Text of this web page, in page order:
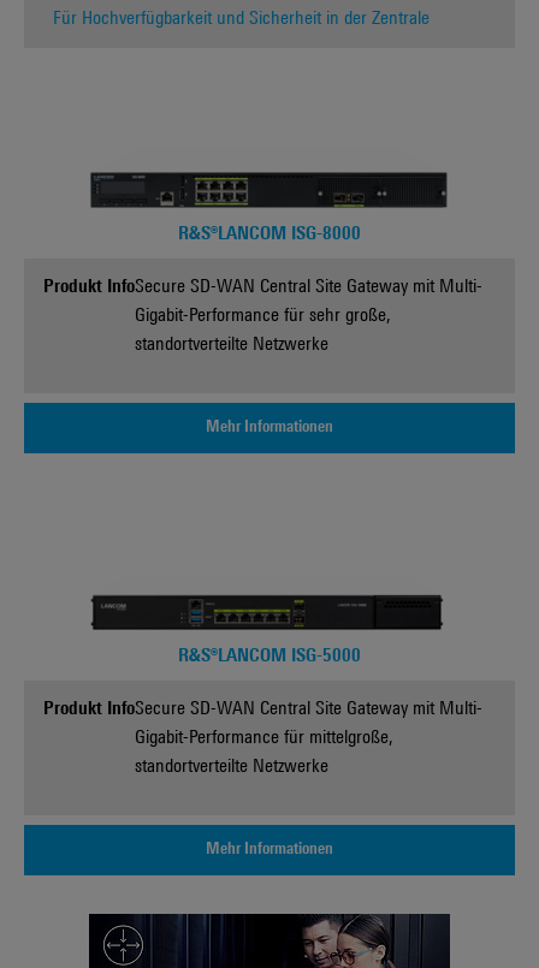
Für Hochverfügbarkeit und Sicherheit in der Zentrale
R&S®LANCOM ISG-8000
Produkt InfoSecure SD-WAN Central Site Gateway mit Multi-
Gigabit-Performance für sehr große,
standortverteilte Netzwerke
Mehr Informationen
R&S®LANCOM ISG-5000
Produkt InfoSecure SD-WAN Central Site Gateway mit Multi-
Gigabit-Performance für mittelgroße,
standortverteilte Netzwerke
Mehr Informationen